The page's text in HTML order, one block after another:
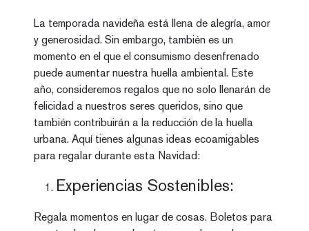
La temporada navideña está llena de alegría, amor
y generosidad. Sin embargo, también es un
momento en el que el consumismo desenfrenado
puede aumentar nuestra huella ambiental. Este
año, consideremos regalos que no solo llenarán de
felicidad a nuestros seres queridos, sino que
también contribuirán a la reducción de la huella
urbana. Aquí tienes algunas ideas ecoamigables
para regalar durante esta Navidad:
Experiencias Sostenibles:
Regala momentos en lugar de cosas. Boletos para